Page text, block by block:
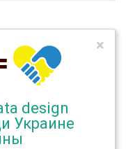
design
Украине
×